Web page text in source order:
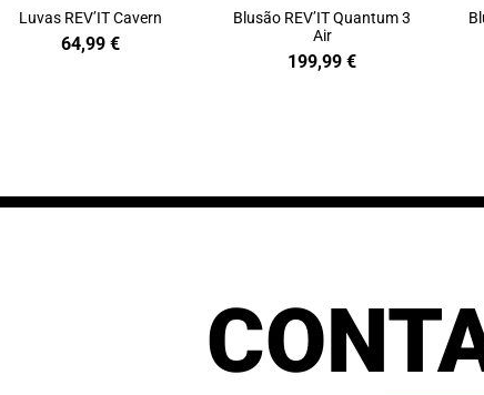
Luvas REV’IT Cavern
64,99 €
Blusão REV’IT Quantum 3
Air
199,99€